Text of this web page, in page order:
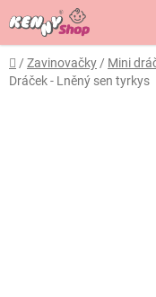
na
obsah
Domů
/ Zavinovačky / Mini
Dráček - Lněný sen tyrkys